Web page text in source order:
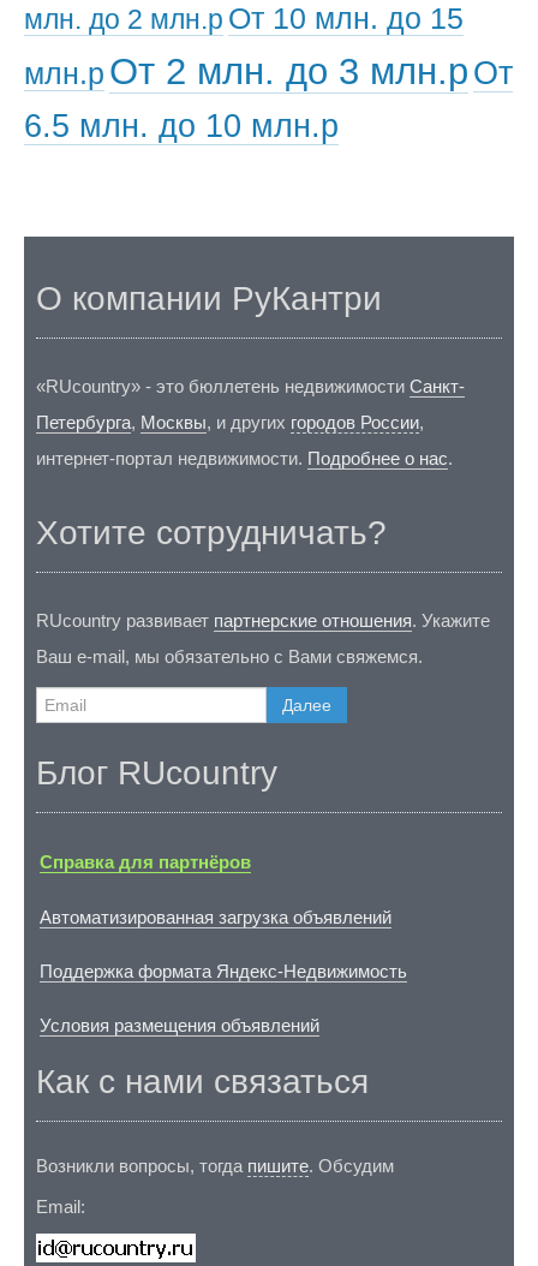
млн. до 2 млн.р От 10 млн. до 15
млн.р От 2 млн. до 3 млн.р От
6.5 млн. до 10 млн.р
О компании РуКантри
«RUcountry» - это бюллетень недвижимости Санкт-
Петербурга, Москвы, и других городов России,
интернет-портал недвижимости. Подробнее о нас.
Хотите сотрудничать?
RUcountry развивает партнерские отношения. Укажите
Ваш e-mail, мы обязательно с Вами свяжемся.
Далее
Блог RUcountry
Справка для партнёров
Автоматизированная загрузка объявлений
Поддержка формата Яндекс-Недвижимость
Условия размещения объявлений
Как с нами связаться
Возникли вопросы, тогда пишите. Обсудим
Email: